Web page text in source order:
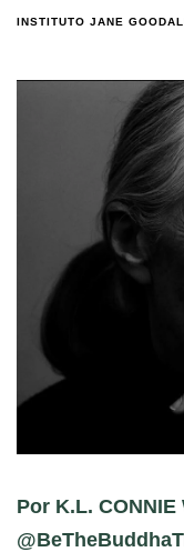
INSTITUTO JANE
Por K.L. CONNIE